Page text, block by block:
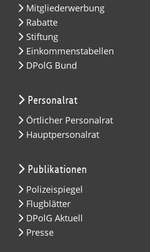
Mitgliederwerbung
Rabatte
Stiftung
Einkommenstabellen
DPolG Bund
Personalrat
Örtlicher Personalrat
Hauptpersonalrat
Publikationen
Polizeispiegel
Flugblätter
DPolG Aktuell
Presse